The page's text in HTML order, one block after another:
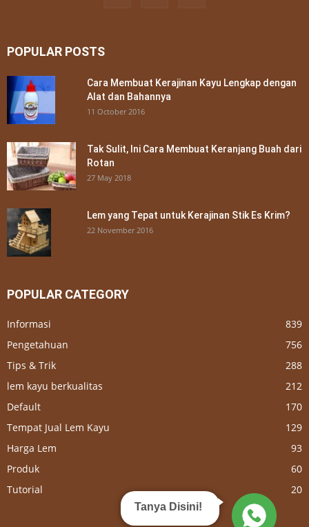
POPULAR POSTS
Cara Membuat Kerajinan Kayu Lengkap dengan
Alat dan Bahannya
11 October 2016
Tak Sulit, Ini Cara Membuat Keranjang Buah dari
Rotan
27 May 2018
Lem yang Tepat untuk Kerajinan Stik Es Krim?
22 November 2016
POPULAR CATEGORY
Informasi
839
Pengetahuan
756
Tips & Trik
288
lem kayu berkualitas
212
Default
170
Tempat Jual Lem Kayu
129
Harga Lem
93
Produk
60
Tutorial
20
Tanya Disini!